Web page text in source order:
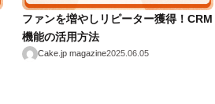
ファンを増やしリピーター獲得！CRM
機能の活用方法
Cake.jp magazine2025.06.05